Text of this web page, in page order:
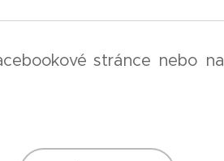
stránce nebo na